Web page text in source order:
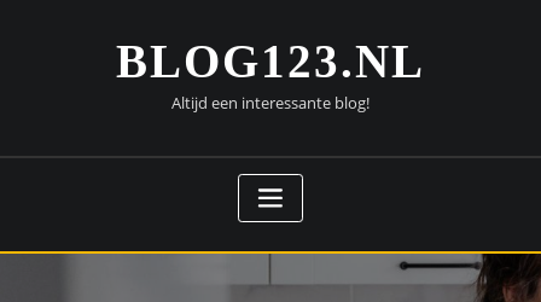
BLOG123.NL
Altijd een interessante blog!